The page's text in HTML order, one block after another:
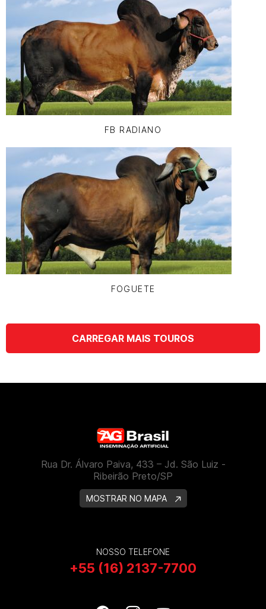
FB RADIANO
FOGUETE
CARREGAR MAIS TOUROS
Rua Dr. Álvaro Paiva, 433 – Jd. São Luiz -
Ribeirão Preto/SP
MOSTRAR NO MAPA
NOSSO TELEFONE
+55 (16) 2137-7700